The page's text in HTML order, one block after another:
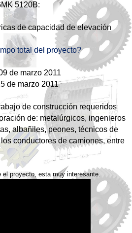
5120B:
de capacidad de elevación
total del proyecto?
de marzo 2011
de marzo 2011
de construcción requeridos
de: metalúrgicos, ingenieros
albañiles, peones, técnicos de
conductores de camiones, entre
el proyecto, esta muy interesante.